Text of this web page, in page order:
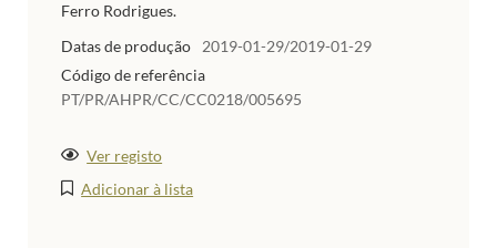
Ferro Rodrigues.
Datas de produção
2019-01-29/2019-01-29
Código de referência
PT/PR/AHPR/CC/CC0218/005695
Ver registo
Adicionar à lista